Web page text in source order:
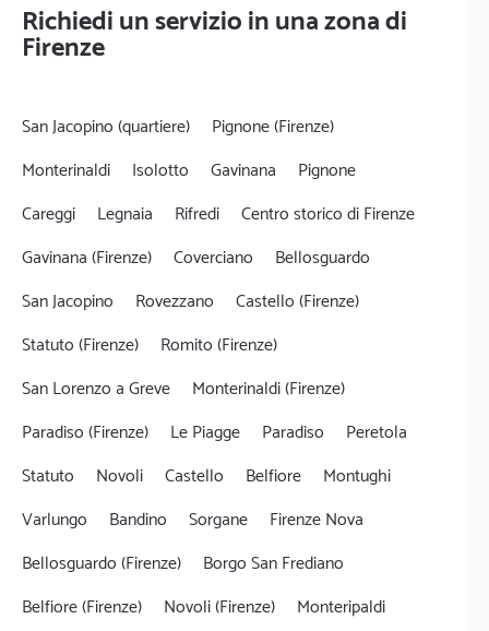
Richiedi un servizio in una zona di
Firenze
San Jacopino (quartiere)
Pignone (Firenze)
Monterinaldi
Isolotto Gavinana
Pignone
Careggi
Legnaia Rifredi
Centro storico di Firenze
Gavinana (Firenze)
Coverciano
Bellosguardo
San Jacopino
Rovezzano
Castello (Firenze)
Statuto (Firenze)
Romito (Firenze)
San Lorenzo a Greve
Monterinaldi (Firenze)
Paradiso (Firenze)
Le Piagge Paradiso
Peretola
Statuto
Novoli Castello Belfiore
Montughi
Varlungo
Bandino Sorgane
Firenze Nova
Bellosguardo (Firenze)
Borgo San Frediano
Belfiore (Firenze)
Novoli (Firenze)
Monteripaldi